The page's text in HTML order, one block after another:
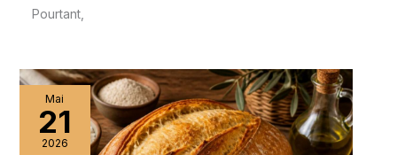
Pourtant,
Mai
21
2026